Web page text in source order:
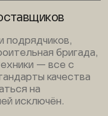
подрядчиков,
бригада,
— все с
качества
на
исключён.